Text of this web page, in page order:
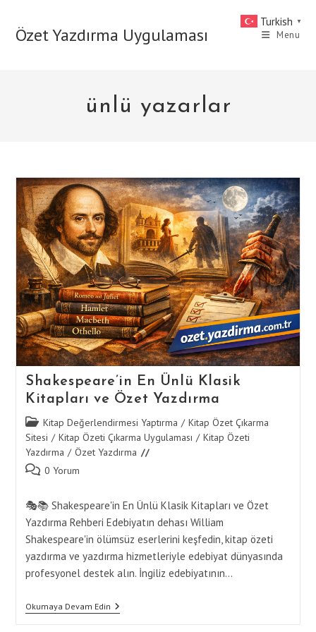
contentÖzet Yazdırma Uygulaması Menu
ünlü yazarlar
Shakespeare’in En Ünlü Klasik
Kitapları ve Özet Yazdırma
Post
category:
Kitap Değerlendirmesi Yaptırma / Kitap Özet Çıkarma
Sitesi / Kitap Özeti Çıkarma Uygulaması / Kitap Özeti
Yazdırma / Özet Yazdırma
Post 0 Yorum
🎭📚 Shakespeare'in En Ünlü Klasik Kitapları ve Özet
Yazdırma Rehberi Edebiyatın dehası William
Shakespeare'in ölümsüz eserlerini keşfedin, kitap özeti
yazdırma ve yazdırma hizmetleriyle edebiyat dünyasında
profesyonel destek alın. İngiliz edebiyatının…
Okumaya Devam EdinShakespeare’in
Turkish ▼